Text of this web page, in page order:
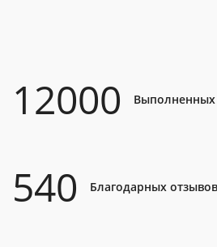
12000 Выполненных
540 Благодарных отзывов